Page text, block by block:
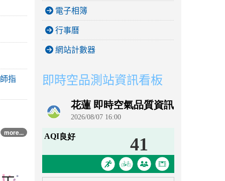
指
more...
電子相簿
行事曆
網站計數器
即時空品測站資訊看板